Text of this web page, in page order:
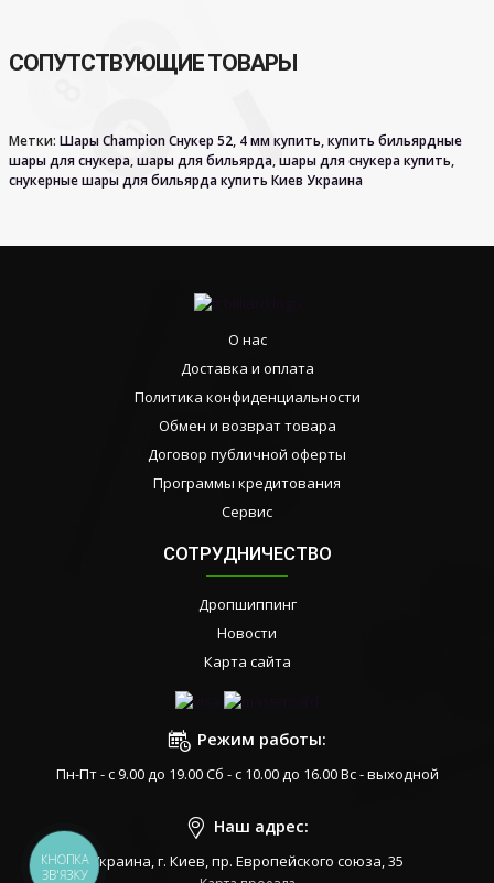
СОПУТСТВУЮЩИЕ ТОВАРЫ
Метки: Шары Champion Снукер 52, 4 мм купить,купить бильярдные
шары для снукера,шары для бильярда,шары для снукера купить,
снукерные шары для бильярда купить Киев Украина
О нас
Доставка и оплата
Политика конфиденциальности
Обмен и возврат товара
Договор публичной оферты
Программы кредитования
Сервис
СОТРУДНИЧЕСТВО
Дропшиппинг
Новости
Карта сайта
Режим работы:
Пн-Пт - с 9.00 до 19.00 Сб - с 10.00 до 16.00 Вс - выходной
Наш адрес:
Украина, г. Киев, пр. Европейского союза, 35
КНОПКА
ЗВ'ЯЗКУ